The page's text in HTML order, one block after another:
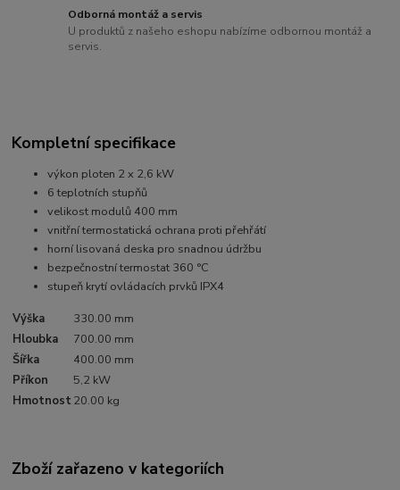
Odborná montáž a servis
U produktů z našeho eshopu nabízíme odbornou montáž a
servis.
Kompletní specifikace
výkon ploten 2 x 2,6 kW
6 teplotních stupňů
velikost modulů 400 mm
vnitřní termostatická ochrana proti přehřátí
horní lisovaná deska pro snadnou údržbu
bezpečnostní termostat 360 °C
stupeň krytí ovládacích prvků IPX4
Výška
330.00 mm
Hloubka
700.00 mm
Šířka
400.00 mm
Příkon
5,2 kW
Hmotnost 20.00 kg
Zboží zařazeno v kategoriích